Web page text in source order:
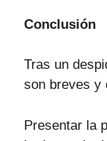
Conclusión
Tras un
son breves y
Presentar la